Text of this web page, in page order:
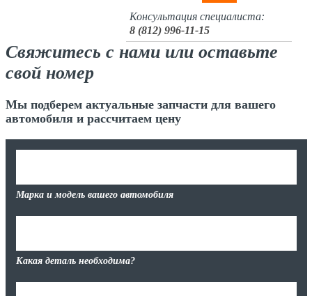
Консультация специалиста:
8 (812) 996-11-15
Свяжитесь с нами или оставьте
свой номер
Мы подберем актуальные запчасти для вашего
автомобиля и рассчитаем цену
Марка и модель вашего автомобиля
Какая деталь необходима?